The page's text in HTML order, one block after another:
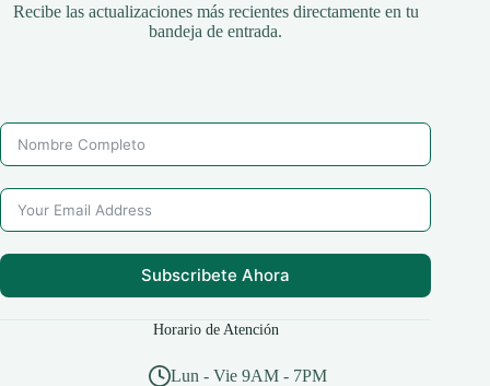
Recibe las actualizaciones más recientes directamente en tu
bandeja de entrada.
Subscribete Ahora
Horario de Atención
Lun - Vie 9AM - 7PM